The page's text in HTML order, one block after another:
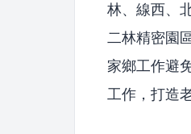
林、線西、
二林精密園
家鄉工作避
工作，打造